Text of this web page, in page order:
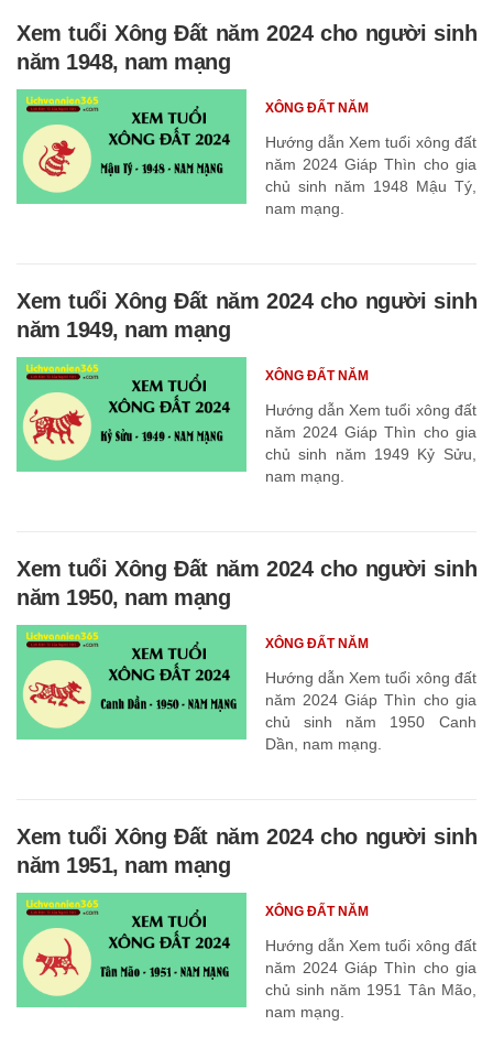
Xem tuổi Xông Đất năm 2024 cho người sinh
năm 1948, nam mạng
Hướng dẫn Xem tuổi xông đất
năm 2024 Giáp Thìn cho gia
chủ sinh năm 1948 Mậu Tý,
nam mạng.
XÔNG ĐẤT NĂM
Xem tuổi Xông Đất năm 2024 cho người sinh
năm 1949, nam mạng
Hướng dẫn Xem tuổi xông đất
năm 2024 Giáp Thìn cho gia
chủ sinh năm 1949 Kỷ Sửu,
nam mạng.
XÔNG ĐẤT NĂM
Xem tuổi Xông Đất năm 2024 cho người sinh
năm 1950, nam mạng
Hướng dẫn Xem tuổi xông đất
năm 2024 Giáp Thìn cho gia
chủ sinh năm 1950 Canh
Dần, nam mạng.
XÔNG ĐẤT NĂM
Xem tuổi Xông Đất năm 2024 cho người sinh
năm 1951, nam mạng
Hướng dẫn Xem tuổi xông đất
năm 2024 Giáp Thìn cho gia
chủ sinh năm 1951 Tân Mão,
nam mạng.
XÔNG ĐẤT NĂM